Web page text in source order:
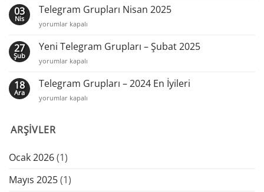
Merkezi
2025
İyileri
03
Nis
Telegram Grupları Nisan 2025
Telegram
Nisan
için
yorumlar kapalı
27
Şub
Yeni Telegram Grupları – Şubat 2025
Yeni
Grupları
Şubat
yorumlar kapalı
18
Ara
Telegram Grupları – 2024 En İyileri
Telegram
2024
için
yorumlar kapalı
ARŞIVLER
Ocak 2026(1)
Mayıs 2025(1)